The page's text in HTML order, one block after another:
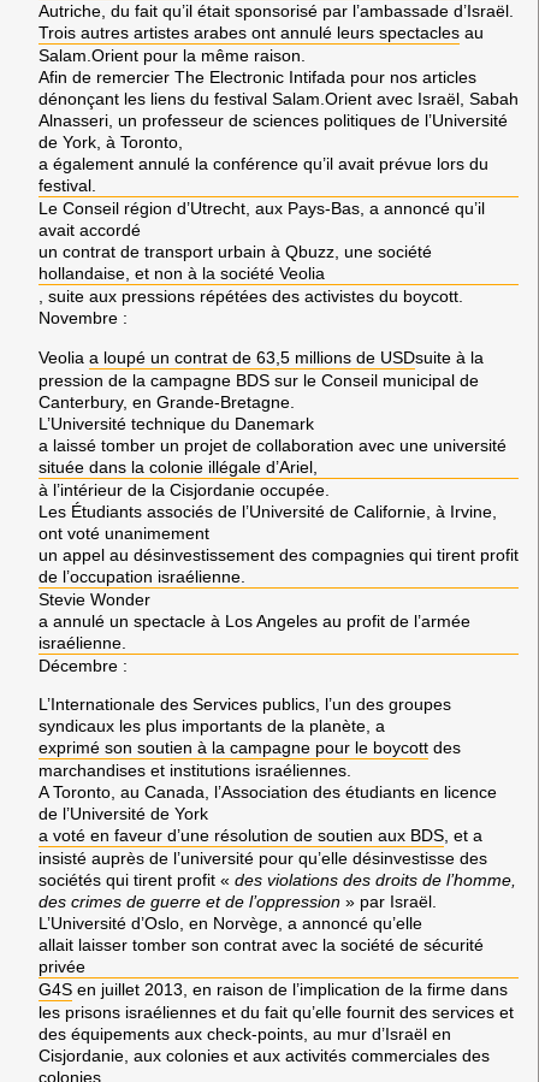
Autriche, du fait qu’il était sponsorisé par l’ambassade d’Israël.
Trois autres artistes arabes ont annulé leurs spectacles au
Salam.Orient pour la même raison.
Afin de remercier The Electronic Intifada pour nos articles
dénonçant les liens du festival Salam.Orient avec Israël, Sabah
Alnasseri, un professeur de sciences politiques de l’Université
de York, à Toronto,
a également annulé la conférence qu’il avait prévue lors du
festival.
Le Conseil région d’Utrecht, aux Pays-Bas, a annoncé qu’il
avait accordé
un contrat de transport urbain à Qbuzz, une société
hollandaise, et non à la société Veolia
, suite aux pressions répétées des activistes du boycott.
Novembre :
Veolia a loupé un contrat de 63,5 millions de USDsuite à la
pression de la campagne BDS sur le Conseil municipal de
Canterbury, en Grande-Bretagne
L’Université technique du Danemark
a laissé tomber un projet de collaboration avec une université
située dans la colonie illégale d’Ariel,
à l’intérieur de la Cisjordanie occupée.
Les Étudiants associés de l’Université de Californie , à Irvine
ont voté unanimement
un appel au désinvestissement des compagnies qui tirent profit
de l’occupation israélienne.
Stevie Wonder
a annulé un spectacle à Los Angeles au profit de l’armée
israélienne.
Décembre :
L’Internationale des Services publics, l’un des groupes
syndicaux les plus importants de la planète, a
exprimé son soutien à la campagne pour le boycott des
marchandises et institutions israéliennes.
AToronto, au Canada, l’Association des étudiants en licence
de l’Université de York
a voté en faveur d’une résolution de soutien aux BDS, et a
insisté auprès de l’université pour qu’elle désinvestisse des
sociétés qui tirent profit « des violations des droits de l’homme,
des crimes de guerre et de l’oppression » par Israël.
L’Université d’Oslo, en Norvège, a annoncé qu’elle
allait laisser tomber son contrat avec la société de sécurité
privée
G4S en juillet 2013, en raison de l’implication de la firme dans
les prisons israéliennes et du fait qu’elle fournit des services et
des équipements aux check-points, au mur d’Israël en
Cisjordanie, aux colonies et aux activités commerciales des
colonies.